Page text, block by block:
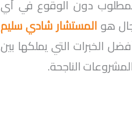
دون الوقوع في أي
هوالمستشار شادي سليم
الخبرات التي يملكها بين
الناجحة.